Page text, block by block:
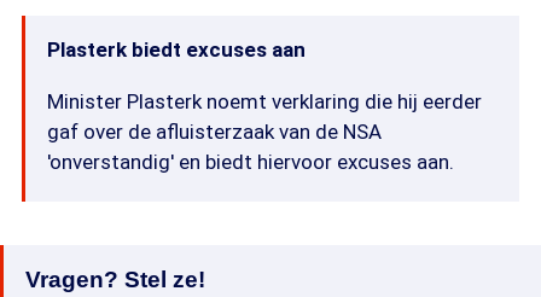
Plasterk biedt excuses aan
Minister Plasterk noemt verklaring die hij eerder
gaf over de afluisterzaak van de NSA
'onverstandig' en biedt hiervoor excuses aan.
Vragen? Stel ze!